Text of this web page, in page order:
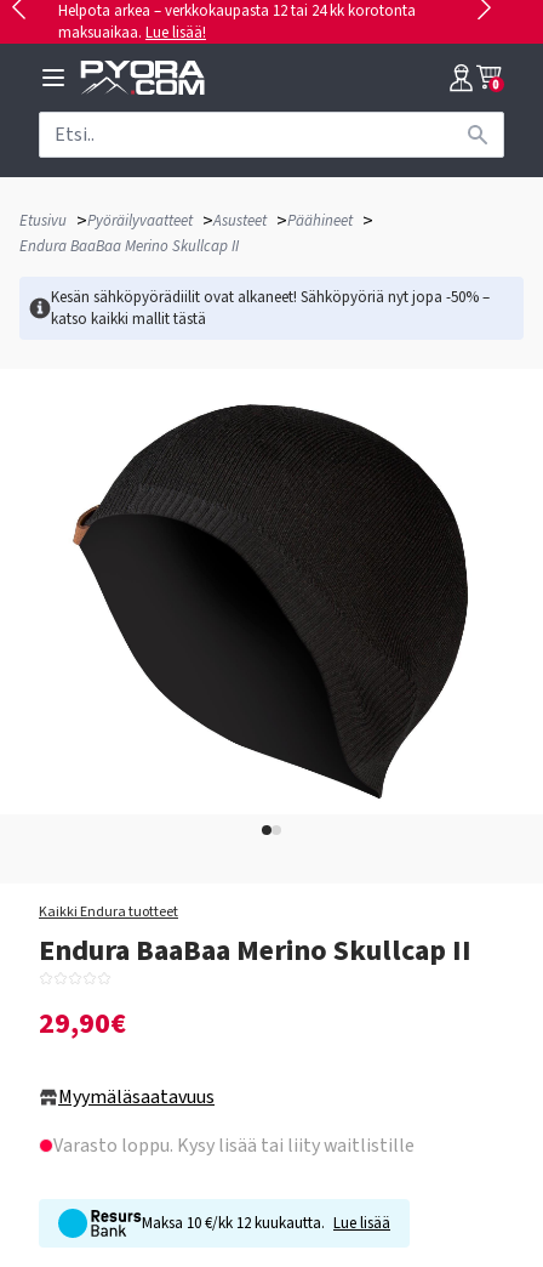
Helpota arkea – verkkokaupasta 12 tai 24 kk korotonta
maksuaikaa. Lue lisää!
0
Etusivu >Pyöräilyvaatteet >Asusteet >Päähineet >
Endura BaaBaa Merino Skullcap II
Kesän sähköpyörädiilit ovat alkaneet! Sähköpyöriä nyt jopa -50% –
katso kaikki mallittästä
Kaikki Endura tuotteet
Endura BaaBaa Merino Skullcap II
29,90€
Myymäläsaatavuus
Varasto loppu. Kysy lisää tai liity waitlistille
Maksa 10 €/kk 12 kuukautta. Lue lisää